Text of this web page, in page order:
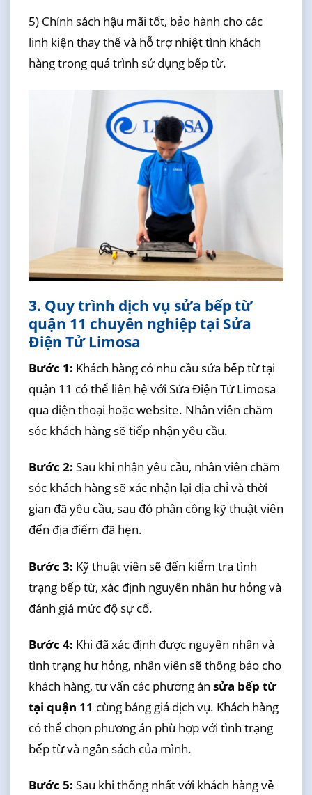
5) Chính sách hậu mãi tốt, bảo hành cho các
linh kiện thay thế và hỗ trợ nhiệt tình khách
hàng trong quá trình sử dụng bếp từ.
3. Quy trình dịch vụ sửa bếp từ
quận 11 chuyên nghiệp tại Sửa
Điện Tử Limosa
Bước 1: Khách hàng có nhu cầu sửa bếp từ tại
quận 11 có thể liên hệ với Sửa Điện Tử Limosa
qua điện thoại hoặc website. Nhân viên chăm
sóc khách hàng sẽ tiếp nhận yêu cầu.
Bước 2: Sau khi nhận yêu cầu, nhân viên chăm
sóc khách hàng sẽ xác nhận lại địa chỉ và thời
gian đã yêu cầu, sau đó phân công kỹ thuật viên
đến địa điểm đã hẹn.
Bước 3: Kỹ thuật viên sẽ đến kiểm tra tình
trạng bếp từ, xác định nguyên nhân hư hỏng và
đánh giá mức độ sự cố.
Bước 4: Khi đã xác định được nguyên nhân và
tình trạng hư hỏng, nhân viên sẽ thông báo cho
khách hàng, tư vấn các phương án sửa bếp từ
tại quận 11 cùng bảng giá dịch vụ. Khách hàng
có thể chọn phương án phù hợp với tình trạng
bếp từ và ngân sách của mình.
Bước 5: Sau khi thống nhất với khách hàng về